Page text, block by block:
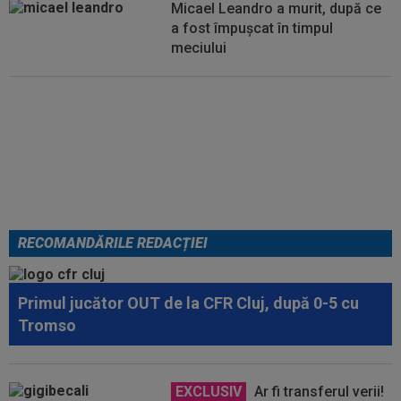
Micael Leandro a murit, după ce
a fost împușcat în timpul
meciului
RECOMANDĂRILE REDACȚIEI
Primul jucător OUT de la CFR Cluj, după 0-5 cu
Tromso
EXCLUSIV Ar fi transferul verii!